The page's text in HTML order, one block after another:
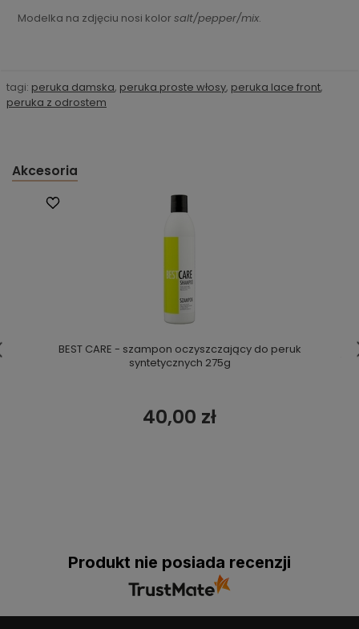
Modelka na zdjęciu nosi kolor salt/pepper/mix.
tagi: peruka damska, peruka proste włosy, peruka lace front,
peruka z odrostem
Akcesoria
BEST CARE - szampon oczyszczający do peruk
syntetycznych 275g
40,00 zł
Produkt nie posiada recenzji